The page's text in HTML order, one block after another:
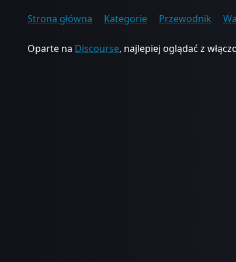
Strona główna Kategorie Przewodnik
Oparte na Discourse, najlepiej oglądać z